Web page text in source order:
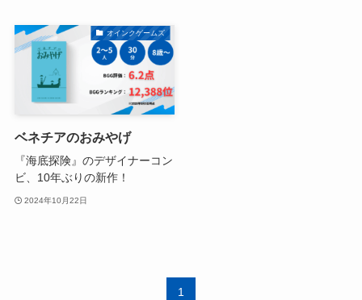
オインクゲームズ
ベネチアのおみやげ
『海底探険』のデザイナーコン
ビ、10年ぶりの新作！
2024年10月22日
1